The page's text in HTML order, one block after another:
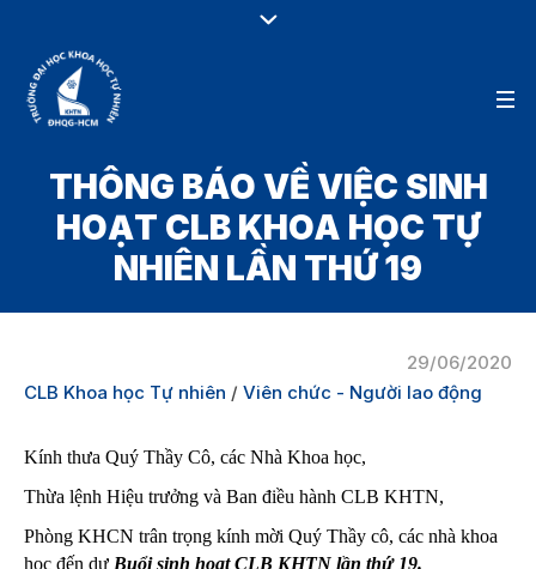
THÔNG BÁO VỀ VIỆC SINH
HOẠT CLB KHOA HỌC TỰ
NHIÊN LẦN THỨ 19
29/06/2020
CLB Khoa học Tự nhiên / Viên chức - Người lao động
Kính thưa Quý Thầy Cô, các Nhà Khoa học,
Thừa lệnh Hiệu trưởng và Ban điều hành CLB KHTN,
Phòng KHCN trân trọng kính mời Quý Thầy cô, các nhà khoa
học đến dự Buổi sinh hoạt CLB KHTN lần thứ 19.